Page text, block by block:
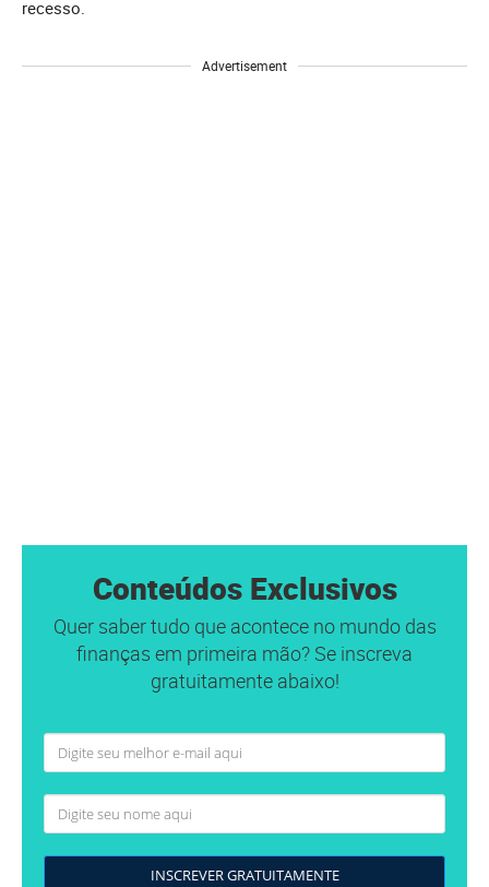
recesso.
Advertisement
Conteúdos Exclusivos
Quer saber tudo que acontece no mundo das
finanças em primeira mão? Se inscreva
gratuitamente abaixo!
INSCREVER GRATUITAMENTE